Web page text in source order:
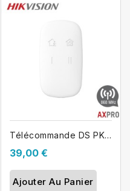
Télécommande DS PKF1 WE pour alarme...
39,00 €
Ajouter Au Panier